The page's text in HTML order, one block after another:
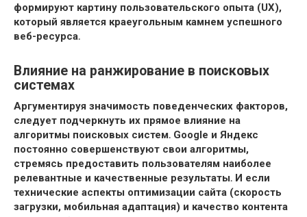
формируют картину пользовательского опыта (UX),
который является краеугольным камнем успешного
веб-ресурса․
Влияние на ранжирование в поисковых
системах
Аргументируя значимость поведенческих факторов,
следует подчеркнуть их прямое влияние на
алгоритмы поисковых систем․ Google и Яндекс
постоянно совершенствуют свои алгоритмы,
стремясь предоставить пользователям наиболее
релевантные и качественные результаты․ И если
технические аспекты оптимизации сайта (скорость
загрузки, мобильная адаптация) и качество контента